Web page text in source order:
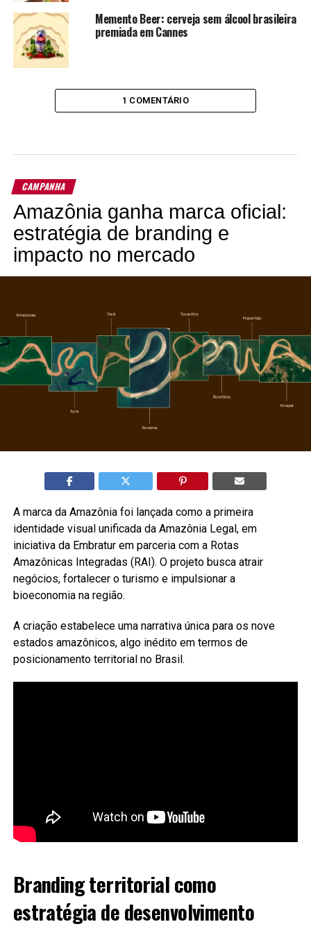
Memento Beer: cerveja sem álcool brasileira
premiada em Cannes
1 COMENTÁRIO
CAMPANHA
Amazônia ganha marca oficial:
estratégia de branding e
impacto no mercado
A marca da Amazônia foi lançada como a primeira
identidade visual unificada da Amazônia Legal, em
iniciativa da Embratur em parceria com a Rotas
Amazônicas Integradas (RAI). O projeto busca atrair
negócios, fortalecer o turismo e impulsionar a
bioeconomia na região.
A criação estabelece uma narrativa única para os nove
estados amazônicos, algo inédito em termos de
posicionamento territorial no Brasil.
Branding territorial como
estratégia de desenvolvimento